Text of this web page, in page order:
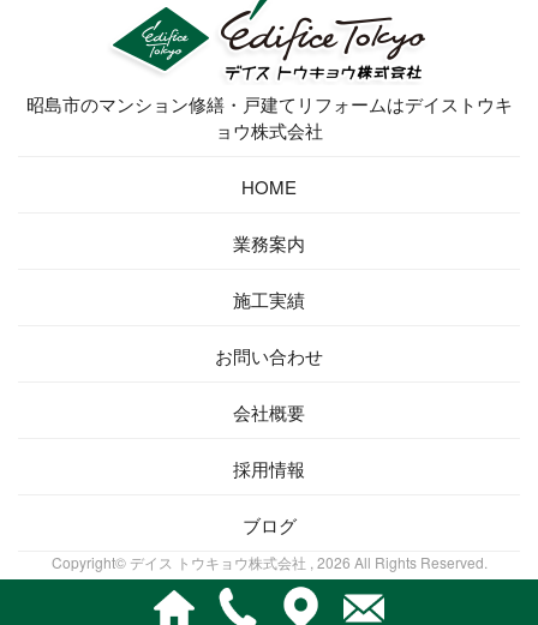
昭島市のマンション修繕・戸建てリフォームはデイストウキ
ョウ株式会社
HOME
業務案内
施工実績
お問い合わせ
会社概要
採用情報
ブログ
Copyright© デイス トウキョウ株式会社 , 2026 All Rights Reserved.